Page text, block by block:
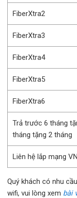
FiberXtra2
FiberXtra3
FiberXtra4
FiberXtra5
FiberXtra6
Trả trước 6 tháng
tháng tặng 2 tháng
Liên hệ lắp mạng
Quý khách có nhu
wifi, vui lòng xem bài